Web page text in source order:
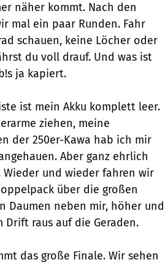
näher kommt. Nach den
mal ein paar Runden. Fahr
schauen, keine Löcher oder
du voll drauf. Und was ist
ja kapiert.
ist mein Akku komplett leer.
ziehen, meine
der 250er-Kawa hab ich mir
Aber ganz ehrlich
Wieder und wieder fahren wir
über die großen
Daumen neben mir, höher und
Drift raus auf die Geraden.
das große Finale. Wir sehen